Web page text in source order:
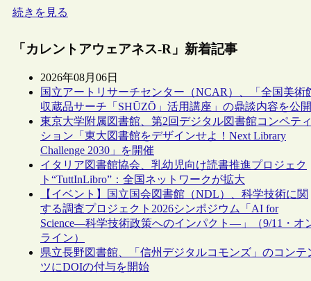
続きを見る
「カレントアウェアネス-R」新着記事
2026年08月06日
国立アートリサーチセンター（NCAR）、「全国美術
収蔵品サーチ「SHŪZŌ」活用講座」の鼎談内容を公開
東京大学附属図書館、第2回デジタル図書館コンペティ
ション「東大図書館をデザインせよ！Next Library
Challenge 2030」を開催
イタリア図書館協会、乳幼児向け読書推進プロジェク
ト“TuttInLibro”：全国ネットワークが拡大
【イベント】国立国会図書館（NDL）、科学技術に関
する調査プロジェクト2026シンポジウム「AI for
Science―科学技術政策へのインパクト―」（9/11・オ
ライン）
県立長野図書館、「信州デジタルコモンズ」のコンテ
ツにDOIの付与を開始